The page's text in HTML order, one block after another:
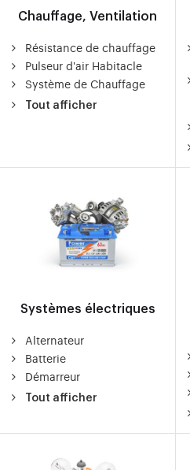
Chauffage, Ventilation
Résistance de chauffage
Pulseur d'air Habitacle
Système de Chauffage
Tout afficher
Systèmes électriques
Alternateur
Batterie
Démarreur
Tout afficher